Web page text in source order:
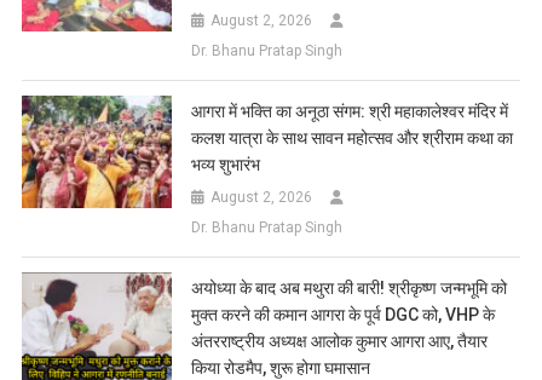
August 2, 2026
Dr. Bhanu Pratap Singh
आगरा में भक्ति का अनूठा संगम: श्री महाकालेश्वर मंदिर में
कलश यात्रा के साथ सावन महोत्सव और श्रीराम कथा का
भव्य शुभारंभ
August 2, 2026
Dr. Bhanu Pratap Singh
अयोध्या के बाद अब मथुरा की बारी! श्रीकृष्ण जन्मभूमि को
मुक्त करने की कमान आगरा के पूर्व DGC को, VHP के
अंतरराष्ट्रीय अध्यक्ष आलोक कुमार आगरा आए, तैयार
किया रोडमैप, शुरू होगा घमासान